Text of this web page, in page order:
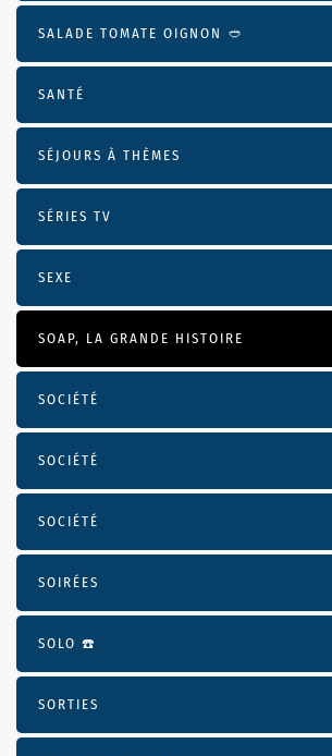
SALADE TOMATE OIGNON 🥙
SANTÉ
SÉJOURS À THÈMES
SÉRIES TV
SEXE
SOAP, LA GRANDE HISTOIRE
SOCIÉTÉ
SOCIÉTÉ
SOCIÉTÉ
SOIRÉES
SOLO ☎️
SORTIES